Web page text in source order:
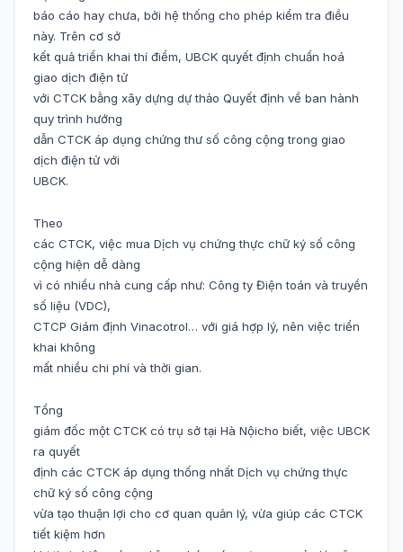
báo cáo hay chưa, bởi hệ thống cho phép kiểm tra điều
này. Trên cơ sở
kết quả triển khai thí điểm, UBCK quyết định chuẩn hoá
giao dịch điện tử
với CTCK bằng xây dựng dự thảo Quyết định về ban hành
quy trình hướng
dẫn CTCK áp dụng chứng thư số công cộng trong giao
dịch điện tử với
UBCK.
Theo
các CTCK, việc mua Dịch vụ chứng thực chữ ký số công
cộng hiện dễ dàng
vì có nhiều nhà cung cấp như: Công ty Điện toán và truyền
số liệu (VDC),
CTCP Giám định Vinacotrol… với giá hợp lý, nên việc triển
khai không
mất nhiều chi phí và thời gian.
Tổng
giám đốc một CTCK có trụ sở tại Hà Nộicho biết, việc UBCK
ra quyết
định các CTCK áp dụng thống nhất Dịch vụ chứng thực
chữ ký số công cộng
vừa tạo thuận lợi cho cơ quan quản lý, vừa giúp các CTCK
tiết kiệm hơn